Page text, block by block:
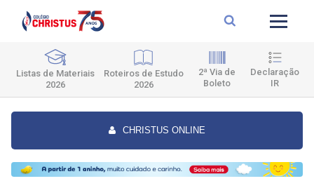
Listas de Materiais
2026
Roteiros de Estudo
2026
2ª Via de
Boleto
Declaração
IR
CHRISTUS ONLINE